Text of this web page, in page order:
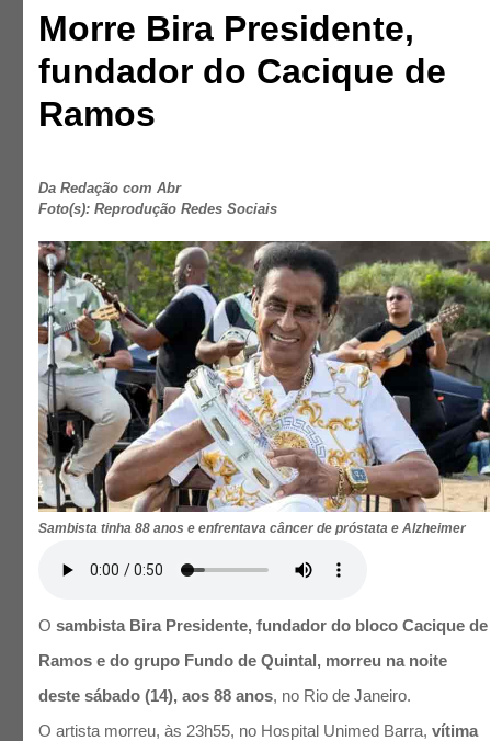
Morre Bira Presidente,
fundador do Cacique de
Ramos
Da Redação com Abr
Foto(s): Reprodução Redes Sociais
Sambista tinha 88 anos e enfrentava câncer de próstata e Alzheimer
Osambista Bira Presidente, fundador do bloco Cacique de
Ramos e do grupo Fundo de Quintal, morreu na noite
deste sábado (14), aos 88 anos, no Rio de Janeiro.
O artista morreu, às 23h55, no Hospital Unimed Barra,vítima